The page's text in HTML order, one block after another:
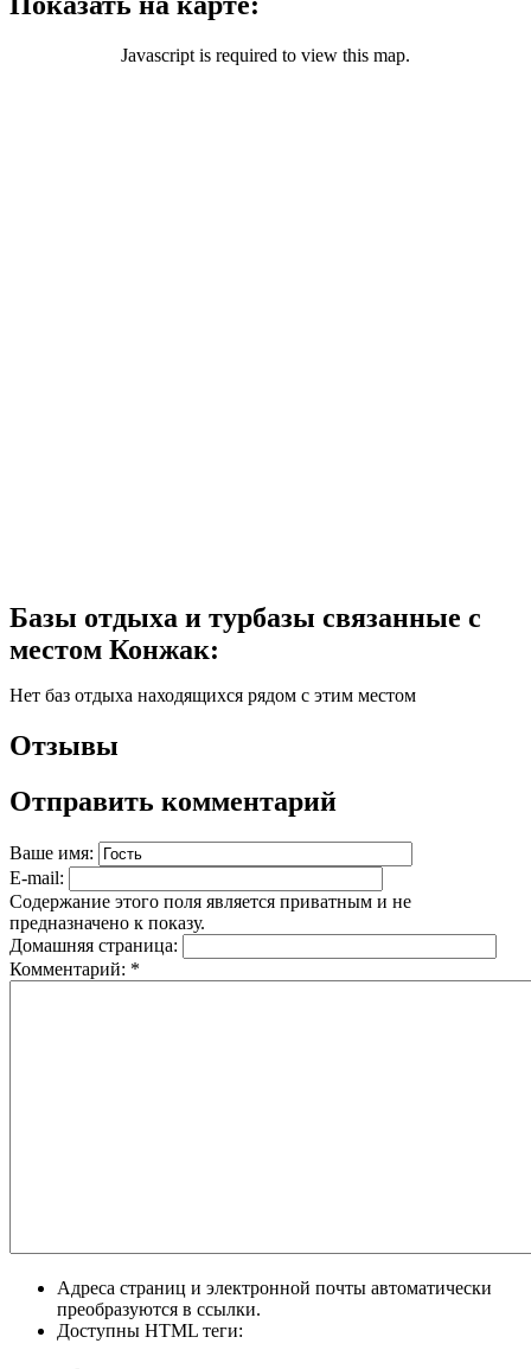
Javascript is required to view this map.
Базы отдыха и турбазы связанные с
местом Конжак:
Нет баз отдыха находящихся рядом с этим местом
Отзывы
Отправить комментарий
Ваше имя:
E-mail:
Содержание этого поля является приватным и не
предназначено к показу.
Домашняя страница:
Комментарий: *
Адреса страниц и электронной почты автоматически
преобразуются в ссылки.
Доступны HTML теги: